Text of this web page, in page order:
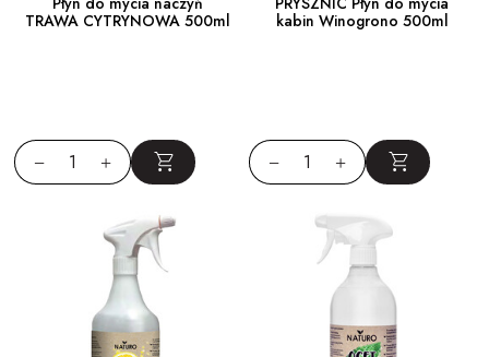
TRAWA CYTRYNOWA 500ml
kabin Winogrono 500ml